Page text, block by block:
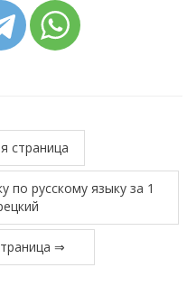
страница
по русскому языку за 1
⇒